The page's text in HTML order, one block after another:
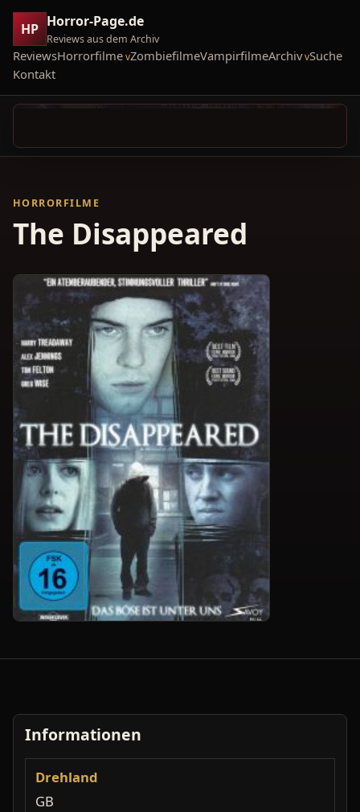
HP Horror-Page.de
Reviews aus dem Archiv
ReviewsHorrorfilme ZombiefilmeVampirfilmeArchiv Suche
Kontakt
HORRORFILME
The Disappeared
Informationen
Drehland
GB